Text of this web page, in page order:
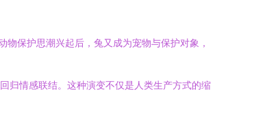
保护思潮兴起后，兔又成为宠物与保护对象，
归情感联结。这种演变不仅是人类生产方式的缩